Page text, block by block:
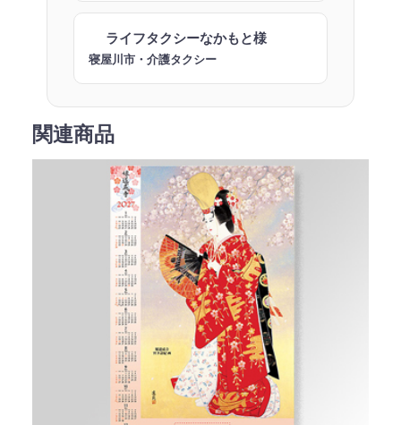
ライフタクシーなかもと様
寝屋川市・介護タクシー
関連商品